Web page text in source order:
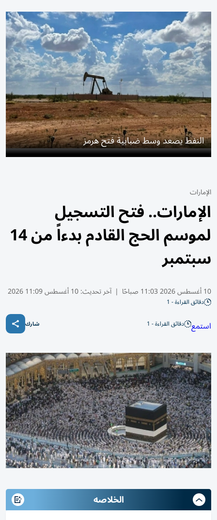
النفط يصعد وسط ضبابية فتح هرمز
الإمارات
الإمارات.. فتح التسجيل
لموسم الحج القادم بدءاً من 14
سبتمبر
10 أغسطس 2026 11:03 صباحًا | آخر تحديث:10 أغسطس 11:09 2026
دقائق القراءة - 1
استمع دقائق القراءة - 1 شارك
الخلاصه